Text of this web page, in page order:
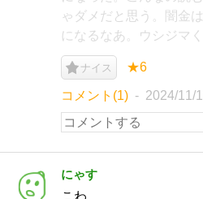
ゃダメだと思う。闇金
になるなあ。ウシジマ
ナイス ★6
コメント(1) 2024/11/
にゃす
こわ